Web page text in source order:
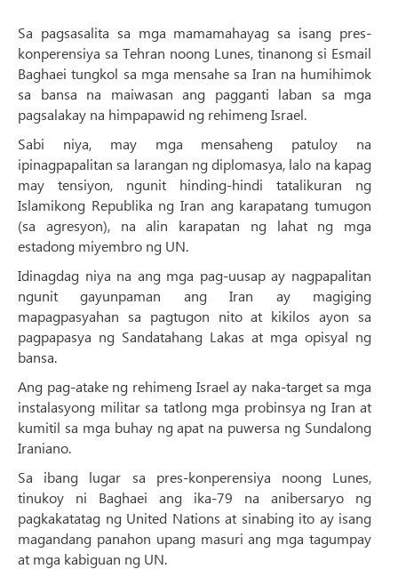
Sa pagsasalita sa mga mamamahayag sa isang pres-
konperensiya sa Tehran noong Lunes, tinanong si Esmail
Baghaei tungkol sa mga mensahe sa Iran na humihimok
sa bansa na maiwasan ang pagganti laban sa mga
pagsalakay na himpapawid ng rehimeng Israel.
Sabi niya, may mga mensaheng patuloy na
ipinagpapalitan sa larangan ng diplomasya, lalo na kapag
may tensiyon, ngunit hinding-hindi tatalikuran ng
Islamikong Republika ng Iran ang karapatang tumugon
(sa agresyon), na alin karapatan ng lahat ng mga
estadong miyembro ng UN.
Idinagdag niya na ang mga pag-uusap ay nagpapalitan
ngunit gayunpaman ang Iran ay magiging
mapagpasyahan sa pagtugon nito at kikilos ayon sa
pagpapasya ng Sandatahang Lakas at mga opisyal ng
bansa.
Ang pag-atake ng rehimeng Israel ay naka-target sa mga
instalasyong militar sa tatlong mga probinsya ng Iran at
kumitil sa mga buhay ng apat na puwersa ng Sundalong
Iraniano.
Sa ibang lugar sa pres-konperensiya noong Lunes,
tinukoy ni Baghaei ang ika-79 na anibersaryo ng
pagkakatatag ng United Nations at sinabing ito ay isang
magandang panahon upang masuri ang mga tagumpay
at mga kabiguan ng UN.